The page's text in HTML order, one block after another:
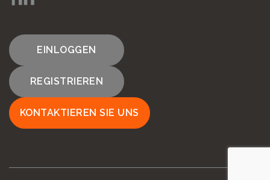
EINLOGGEN
REGISTRIEREN
KONTAKTIEREN SIE UNS